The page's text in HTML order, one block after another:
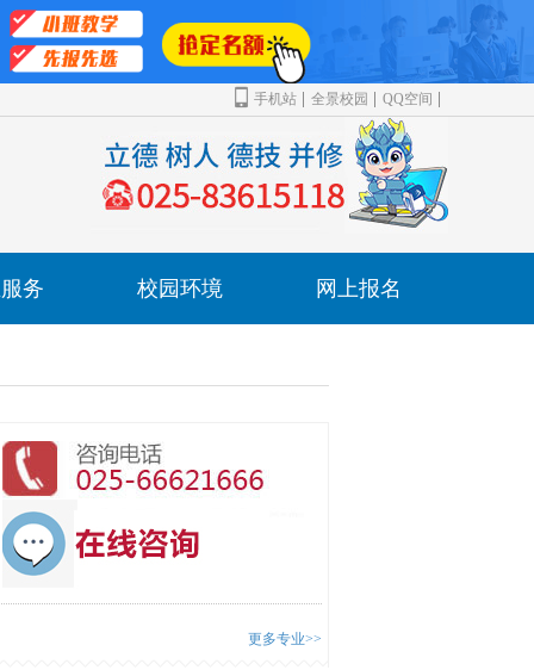
手机站 全景校园 QQ空间
务 校园环境 网上报名
更多专业>>